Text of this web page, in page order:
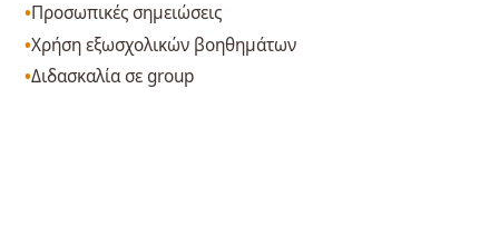
Προσωπικές σημειώσεις
Χρήση εξωσχολικών βοηθημάτων
Διδασκαλία σε group